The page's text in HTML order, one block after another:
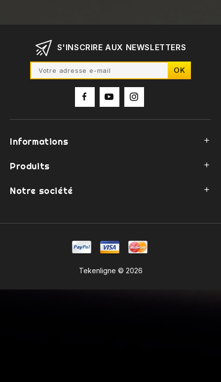
S'INSCRIRE AUX NEWSLETTERS
Informations 
Produits 
Notre société 
Tekenligne © 2026